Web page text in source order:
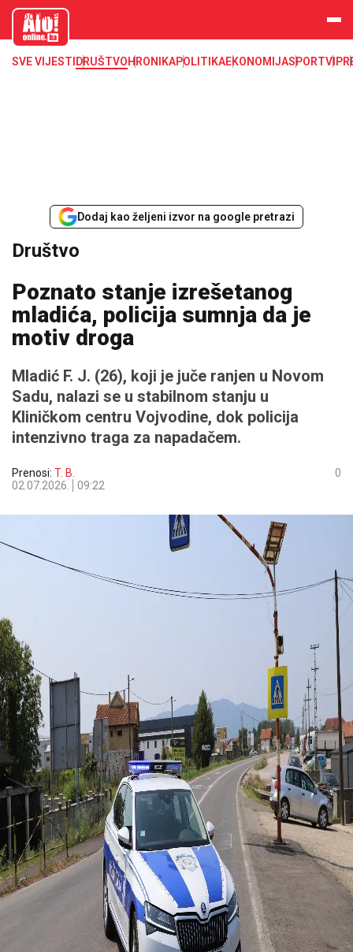
aloonline.b
SVE VIJESTI DRUŠTVOHRONIKAPOLITIKAEKONOMIJASPORTVIP
Dodaj kao željeni izvor na google pretrazi
Društvo
Poznato stanje izrešetanog
mladića, policija sumnja da je
motiv droga
Mladić F. J. (26), koji je juče ranjen u Novom
Sadu, nalazi se u stabilnom stanju u
Kliničkom centru Vojvodine, dok policija
intenzivno traga za napadačem.
Prenosi: T. B.
02.07.2026.
09:22
0